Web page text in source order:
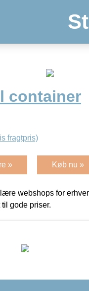
container
fragtpris)
» Køb nu »
webshops for
gode priser.